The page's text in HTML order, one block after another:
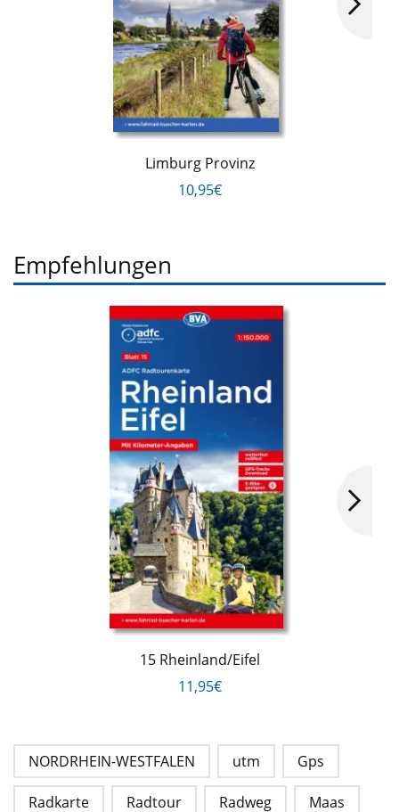
Limburg Provinz
10,95€
Empfehlungen
15 Rheinland/Eifel
11,95€
NORDRHEIN-WESTFALEN utm Gps
Radkarte Radtour Radweg Maas